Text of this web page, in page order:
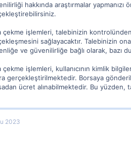
hakkında araştırmalar
çekme işlemleri, talebinizin
sağlayacaktır. Talebinizin
ve güvenilirliğe bağlı olarak, bazı
çekme işlemleri, kullanıcının kimlik
gerçekleştirilmektedir. Borsaya
ücret alınabilmektedir. Bu
2023